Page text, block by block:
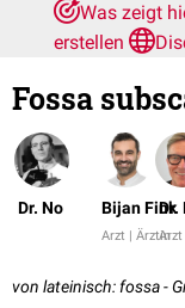
Was zeigt
erstellen
Fossa
Dr. No Bijan Fink
Arzt | Ärztin
Dr.
von lateinisch: fossa -